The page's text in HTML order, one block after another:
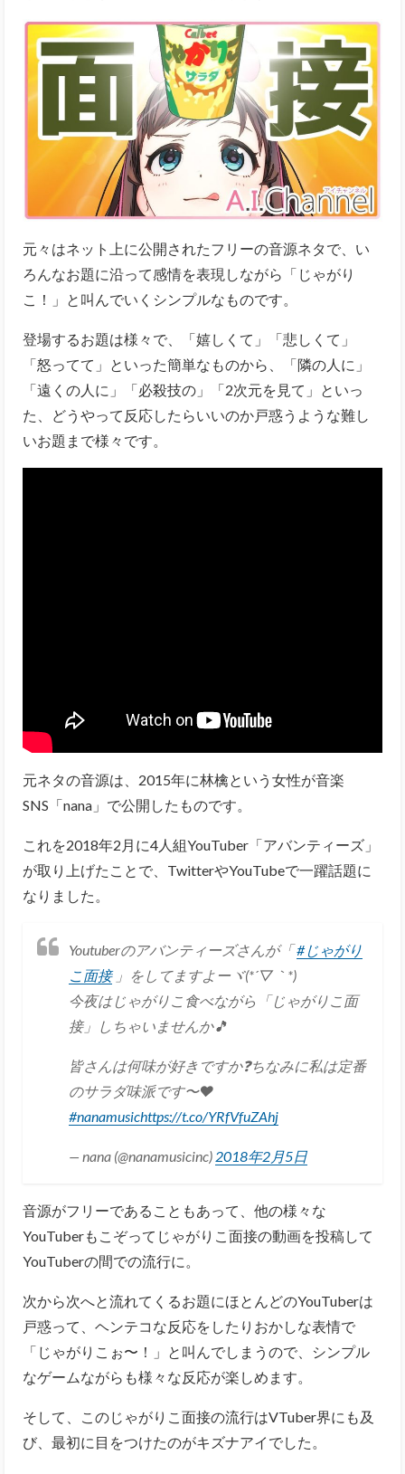
元々はネット上に公開されたフリーの音源ネタで、い
ろんなお題に沿って感情を表現しながら「じゃがり
こ！」と叫んでいくシンプルなものです。
登場するお題は様々で、「嬉しくて」「悲しくて」
「怒ってて」といった簡単なものから、「隣の人に」
「遠くの人に」「必殺技の」「2次元を見て」といっ
た、どうやって反応したらいいのか戸惑うような難し
いお題まで様々です。
元ネタの音源は、2015年に林檎という女性が音楽
SNS「nana」で公開したものです。
これを2018年2月に4人組YouTuber「アバンティーズ」
が取り上げたことで、TwitterやYouTubeで一躍話題に
なりました。
Youtuberのアバンティーズさんが「#じゃがり
こ面接」をしてますよーヾ(*´▽｀*)
今夜はじゃがりこ食べながら「じゃがりこ面
接」しちゃいませんか🎵
皆さんは何味が好きですか❓ちなみに私は定番
のサラダ味派です〜❤️
#nanamusichttps://t.co/YRfVfuZAhj
— nana (@nanamusicinc) 2018年2月5日
音源がフリーであることもあって、他の様々な
YouTuberもこぞってじゃがりこ面接の動画を投稿して
YouTuberの間での流行に。
次から次へと流れてくるお題にほとんどのYouTuberは
戸惑って、ヘンテコな反応をしたりおかしな表情で
「じゃがりこぉ〜！」と叫んでしまうので、シンプル
なゲームながらも様々な反応が楽しめます。
そして、このじゃがりこ面接の流行はVTuber界にも及
び、最初に目をつけたのがキズナアイでした。